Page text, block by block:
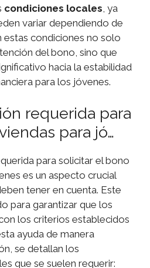
condiciones locales , ya
variar dependiendo de
estas condiciones no solo
del bono, sino que
hacia la estabilidad
para los jóvenes.
requerida para
para jó…
para solicitar el bono
es un aspecto crucial
tener en cuenta. Este
para garantizar que los
los criterios establecidos
ayuda de manera
se detallan los
que se suelen requerir: